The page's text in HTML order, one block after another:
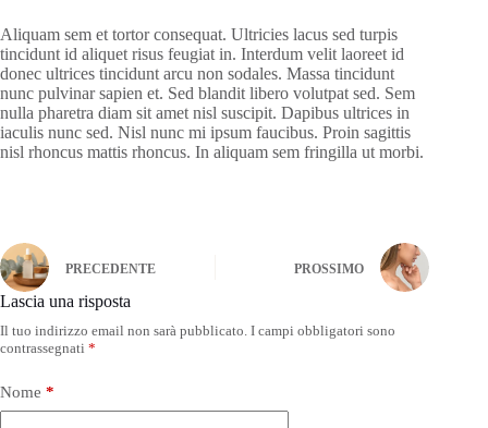
Aliquam sem et tortor consequat. Ultricies lacus sed turpis
tincidunt id aliquet risus feugiat in. Interdum velit laoreet id
donec ultrices tincidunt arcu non sodales. Massa tincidunt
nunc pulvinar sapien et. Sed blandit libero volutpat sed. Sem
nulla pharetra diam sit amet nisl suscipit. Dapibus ultrices in
iaculis nunc sed. Nisl nunc mi ipsum faucibus. Proin sagittis
nisl rhoncus mattis rhoncus. In aliquam sem fringilla ut morbi.
PRECEDENTE PROSSIMO
Lascia una risposta
Il tuo indirizzo email non sarà pubblicato. I campi obbligatori sono
contrassegnati *
Nome *